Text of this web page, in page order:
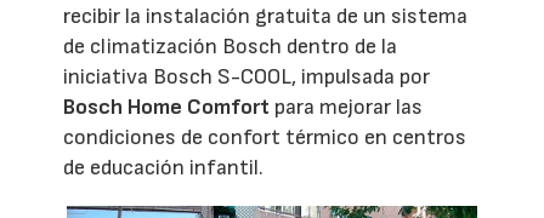
recibir la instalación gratuita de un sistema
de climatización Bosch dentro de la
iniciativa Bosch S-COOL, impulsada por
Bosch Home Comfort para mejorar las
condiciones de confort térmico en centros
de educación infantil.